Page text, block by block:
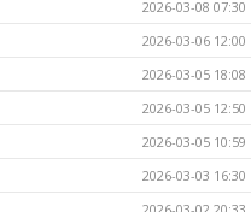
2026-03-08 07:30
2026-03-06 12:00
2026-03-05 18:08
2026-03-05 12:50
2026-03-05 10:59
2026-03-03 16:30